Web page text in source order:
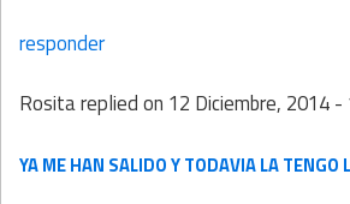
responder
Rositareplied on 12 Diciembre, 2014 -
YA ME HAN SALIDO Y TODAVIA LA TENGO